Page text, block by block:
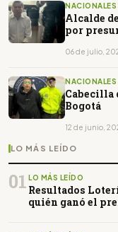
NACIONALES
Alcalde
por
06 de julio,
NACIONALES
Cabecilla
Bogotá
12 de junio,
LO MÁS LEÍDO
01 LO MÁS LEÍDO
Resultados
quién ganó el